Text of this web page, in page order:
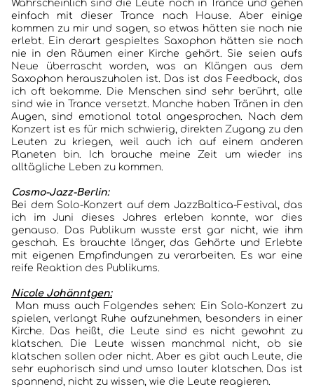
Wahrscheinlich sind die Leute noch in Trance und gehen
einfach mit dieser Trance nach Hause. Aber einige
kommen zu mir und sagen, so etwas hätten sie noch nie
erlebt. Ein derart gespieltes Saxophon hätten sie noch
nie in den Räumen einer Kirche gehört. Sie seien aufs
Neue überrascht worden, was an Klängen aus dem
Saxophon herauszuholen ist. Das ist das Feedback, das
ich oft bekomme. Die Menschen sind sehr berührt, alle
sind wie in Trance versetzt. Manche haben Tränen in den
Augen, sind emotional total angesprochen. Nach dem
Konzert ist es für mich schwierig, direkten Zugang zu den
Leuten zu kriegen, weil auch ich auf einem anderen
Planeten bin. Ich brauche meine Zeit um wieder ins
alltägliche Leben zu kommen.
Cosmo-Jazz-Berlin:
Bei dem Solo-Konzert auf dem JazzBaltica-Festival, das
ich im Juni dieses Jahres erleben konnte, war dies
genauso. Das Publikum wusste erst gar nicht, wie ihm
geschah. Es brauchte länger, das Gehörte und Erlebte
mit eigenen Empfindungen zu verarbeiten. Es war eine
reife Reaktion des Publikums.
Nicole Johänntgen:
Man muss auch Folgendes sehen: Ein Solo-Konzert zu
spielen, verlangt Ruhe aufzunehmen, besonders in einer
Kirche. Das heißt, die Leute sind es nicht gewohnt zu
klatschen. Die Leute wissen manchmal nicht, ob sie
klatschen sollen oder nicht. Aber es gibt auch Leute, die
sehr euphorisch sind und umso lauter klatschen. Das ist
spannend, nicht zu wissen, wie die Leute reagieren.